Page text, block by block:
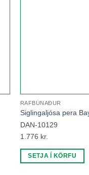
RAFBÚNAÐUR
Siglingaljósa pera
DAN-10129
1.776 kr.
SETJA Í KÖRFU